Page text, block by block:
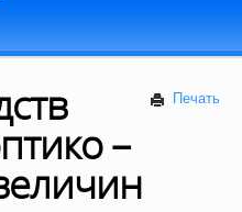
Печать
–